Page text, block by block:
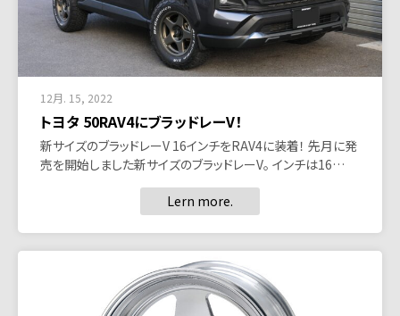
12月. 15, 2022
トヨタ 50RAV4にブラッドレーV！
新サイズのブラッドレーV 16インチをRAV4に装着！ 先月に発
売を開始しました新サイズのブラッドレーV。 インチは16…
Lern more.